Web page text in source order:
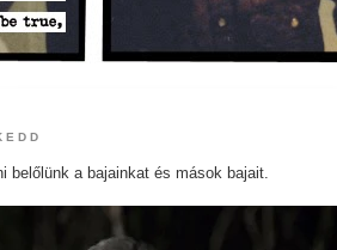
belőlünk a bajainkat és mások bajait.